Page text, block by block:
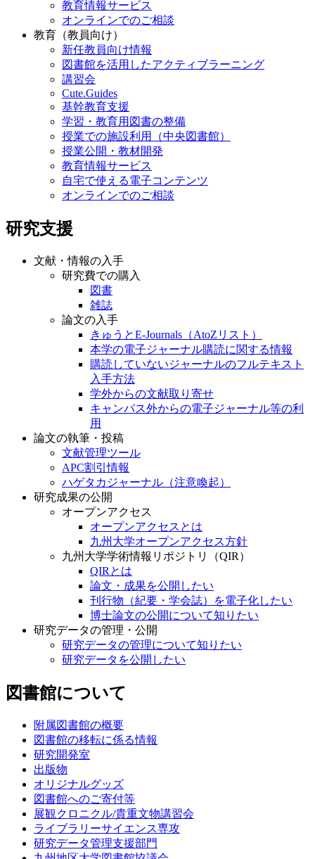
教育情報サービス
オンラインでのご相談
教育（教員向け）
新任教員向け情報
図書館を活用したアクティブラーニング
講習会
Cute.Guides
基幹教育支援
学習・教育用図書の整備
授業での施設利用（中央図書館）
授業公開・教材開発
教育情報サービス
自宅で使える電子コンテンツ
オンラインでのご相談
研究支援
文献・情報の入手
研究費での購入
図書
雑誌
論文の入手
きゅうとE-Journals（AtoZリスト）
本学の電子ジャーナル購読に関する情報
購読していないジャーナルのフルテキスト
入手方法
学外からの文献取り寄せ
キャンパス外からの電子ジャーナル等の利
用
論文の執筆・投稿
文献管理ツール
APC割引情報
ハゲタカジャーナル（注意喚起）
研究成果の公開
オープンアクセス
オープンアクセスとは
九州大学オープンアクセス方針
九州大学学術情報リポジトリ（QIR）
QIRとは
論文・成果を公開したい
刊行物（紀要・学会誌）を電子化したい
博士論文の公開について知りたい
研究データの管理・公開
研究データの管理について知りたい
研究データを公開したい
図書館について
附属図書館の概要
図書館の移転に係る情報
研究開発室
出版物
オリジナルグッズ
図書館へのご寄付等
展観クロニクル/貴重文物講習会
ライブラリーサイエンス専攻
研究データ管理支援部門